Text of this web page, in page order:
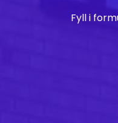
Fyll i